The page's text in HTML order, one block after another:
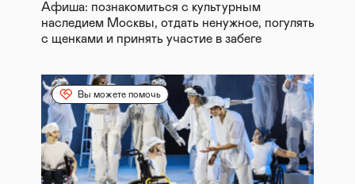
Афиша: познакомиться с культурным
наследием Москвы, отдать ненужное, погулять
с щенками и принять участие в забеге
Вы можете помочь